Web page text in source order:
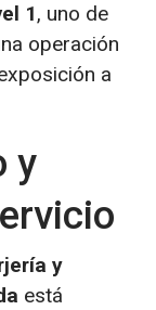
1, uno de
operación
a
y
y
está